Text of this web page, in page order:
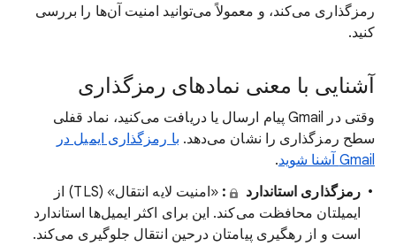
رمزگذاری می‌کند، و معمولاً می‌توانید امنیت آن‌ها را بررسی
کنید.
آشنایی با معنی نمادهای رمزگذاری
وقتی در Gmail پیام ارسال یا دریافت می‌کنید، نماد قفلی
سطح رمزگذاری را نشان می‌دهد. با رمزگذاری ایمیل در
Gmail آشنا شوید
.
رمزگذاری استاندارد
:
«امنیت لایه انتقال» (TLS) از
ایمیلتان محافظت می‌کند. این برای اکثر ایمیل‌ها استاندارد
است و از رهگیری پیامتان درحین انتقال جلوگیری می‌کند.